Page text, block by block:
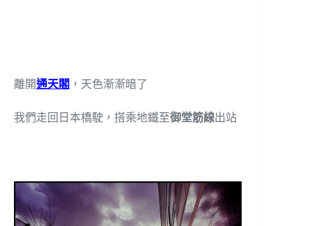
離開通天閣 ，天色漸漸暗了
我們走回日本橋駛，搭乘地鐵至御堂筋線出站